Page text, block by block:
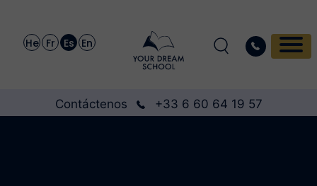
He Fr Es En
Contáctenos +33 6 60 64 19 57